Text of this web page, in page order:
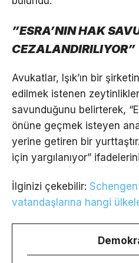
”ESRA’NIN HAK
CEZALANDIRILIYOR”
Avukatlar, Işık’ın bir
edilmek istenen
savunduğunu belirterek,
önüne geçmek isteyen
yerine getiren bir
için yargılanıyor”
İlginizi çekebilir:
vatandaşlarına hangi